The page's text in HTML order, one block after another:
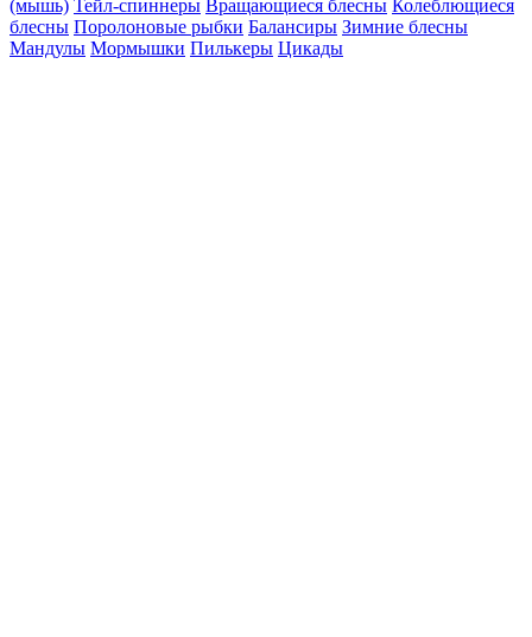
(мышь) Тейл-спиннеры Вращающиеся блесны Колеблющиеся
блесны Поролоновые рыбки Балансиры Зимние блесны
Мандулы Мормышки Пилькеры Цикады